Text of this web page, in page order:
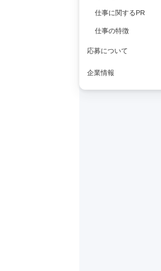
仕事に関するPR
仕事の特徴
応募について
企業情報